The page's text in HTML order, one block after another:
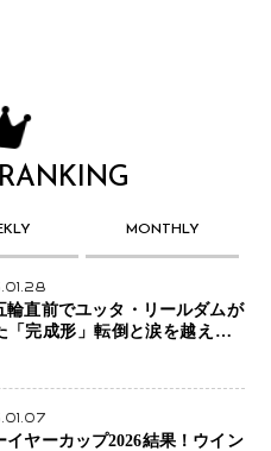
MONTHLY
輪直前でユッタ・リールダムが
「完成形」転倒と涙を越えて─
で金を狙うオランダ女王の現在
イヤーカップ2026結果！ウイン